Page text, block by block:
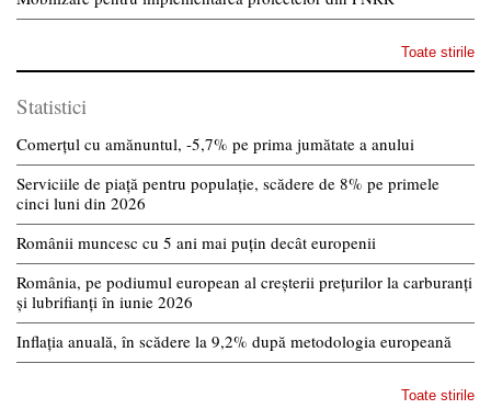
Toate stirile
Statistici
Comerțul cu amănuntul, -5,7% pe prima jumătate a anului
Serviciile de piață pentru populație, scădere de 8% pe primele
cinci luni din 2026
Românii muncesc cu 5 ani mai puțin decât europenii
România, pe podiumul european al creșterii prețurilor la carburanți
și lubrifianți în iunie 2026
Inflația anuală, în scădere la 9,2% după metodologia europeană
Toate stirile